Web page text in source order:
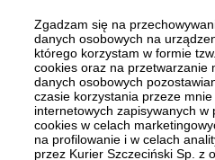
Zgadzam się na
danych osobowych na
którego korzystam w formie
cookies oraz na przetwarzanie
danych osobowych
czasie korzystania przeze
internetowych zapisywanych w
cookies w celach
na profilowanie i w celach
przez Kurier Szczeciński Sp. z
Strona główna
Kultura